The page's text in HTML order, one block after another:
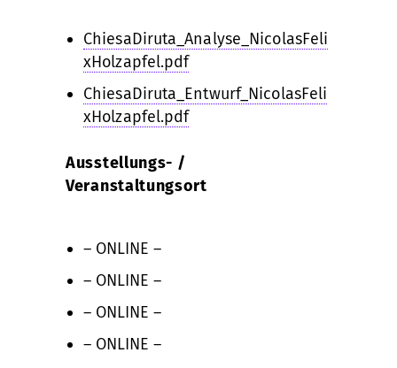
ChiesaDiruta_Analyse_NicolasFeli
xHolzapfel.pdf
ChiesaDiruta_Entwurf_NicolasFeli
xHolzapfel.pdf
Ausstellungs- /
Veranstaltungsort
– ONLINE –
– ONLINE –
– ONLINE –
– ONLINE –